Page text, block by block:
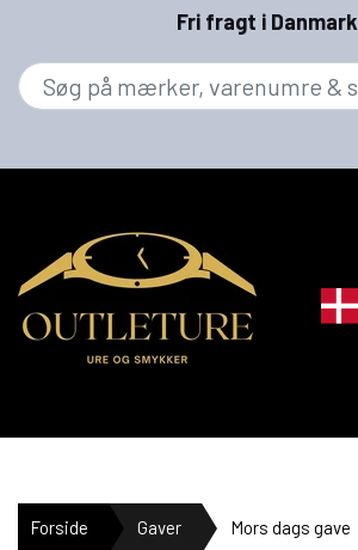
Fri fragt i Danmark
MÆRKER
Forside Gaver Mors dags gave